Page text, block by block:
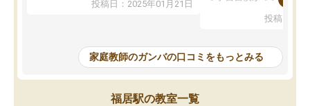
た！5科目なんでもOKなのもとても気
めて1年ほどだった今では平均点以上の
科目が増えてきました！あと1年受験ま
であるので無料の週末教室を使用しな
がら頑張って欲しいと思います！
投稿日：2025年01月21日
指導が無い日も予定表
問できるのでとても助か
投稿日：
家庭教師のガンバの口コミをもっとみる
福居駅の教室一覧